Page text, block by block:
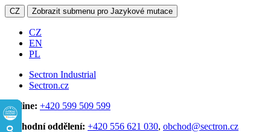
CZ Zobrazit submenu pro Jazykové mutace
CZ
EN
PL
Sectron Industrial
Sectron.cz
Hotline: +420 599 509 599
Obchodní oddělení: +420 556 621 030, obchod@sectron.cz